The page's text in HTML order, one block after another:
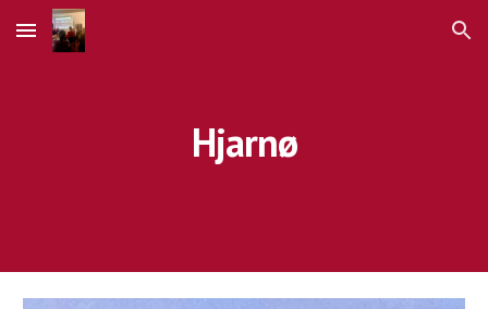
Skip to main content Skip to navigation
Hjarnø